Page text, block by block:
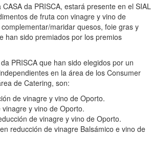
da PRISCA, estará presente en el SIAL
de fruta con vinagre y vino de
maridar quesos, foie gras y
han sido premiados por los premios
PRISCA que han sido elegidos por un
en la área de los Consumer
de Catering, son:
de vinagre y vino de Oporto.
y vino de Oporto.
de vinagre y vino de Oporto.
reducción de vinagre Balsámico e vino de